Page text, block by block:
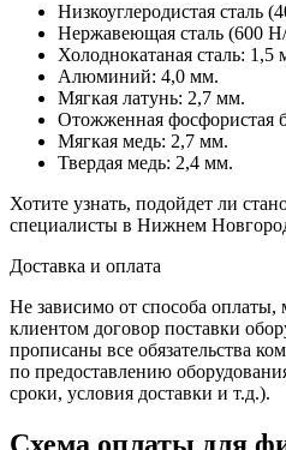
Низкоуглеродистая сталь
Нержавеющая сталь (600
Холоднокатаная сталь: 1,5
Алюминий: 4,0 мм.
Мягкая латунь: 2,7 мм.
Отожженная фосфористая
Мягкая медь: 2,7 мм.
Твердая медь: 2,4 мм.
Хотите узнать, подойдет ли
специалисты в Нижнем
Доставка и оплата
Не зависимо от способа
клиентом договор поставки
прописаны все обязательства
по предоставлению
сроки, условия доставки и т.д.).